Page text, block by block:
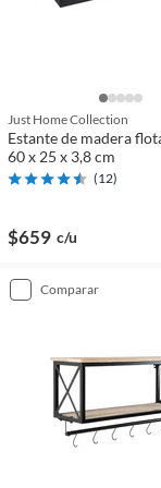
Just Home Collection
Estante de madera
60 x 25 x 3,8 cm
(12)
$659 c/u
comparar